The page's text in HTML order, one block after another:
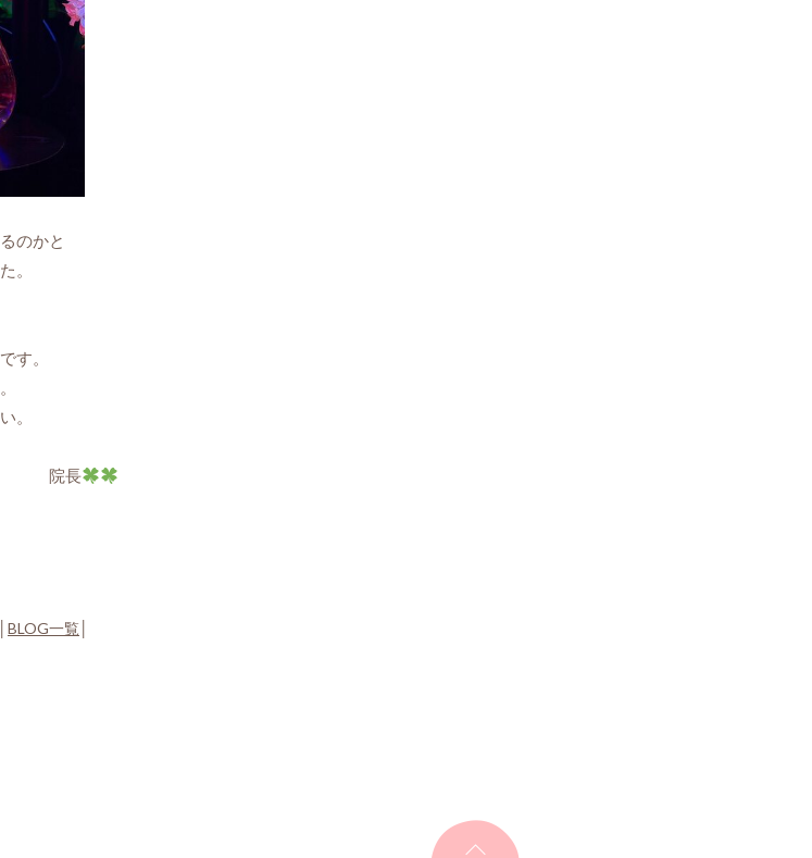
のかと
。
す。
。
BLOG一覧